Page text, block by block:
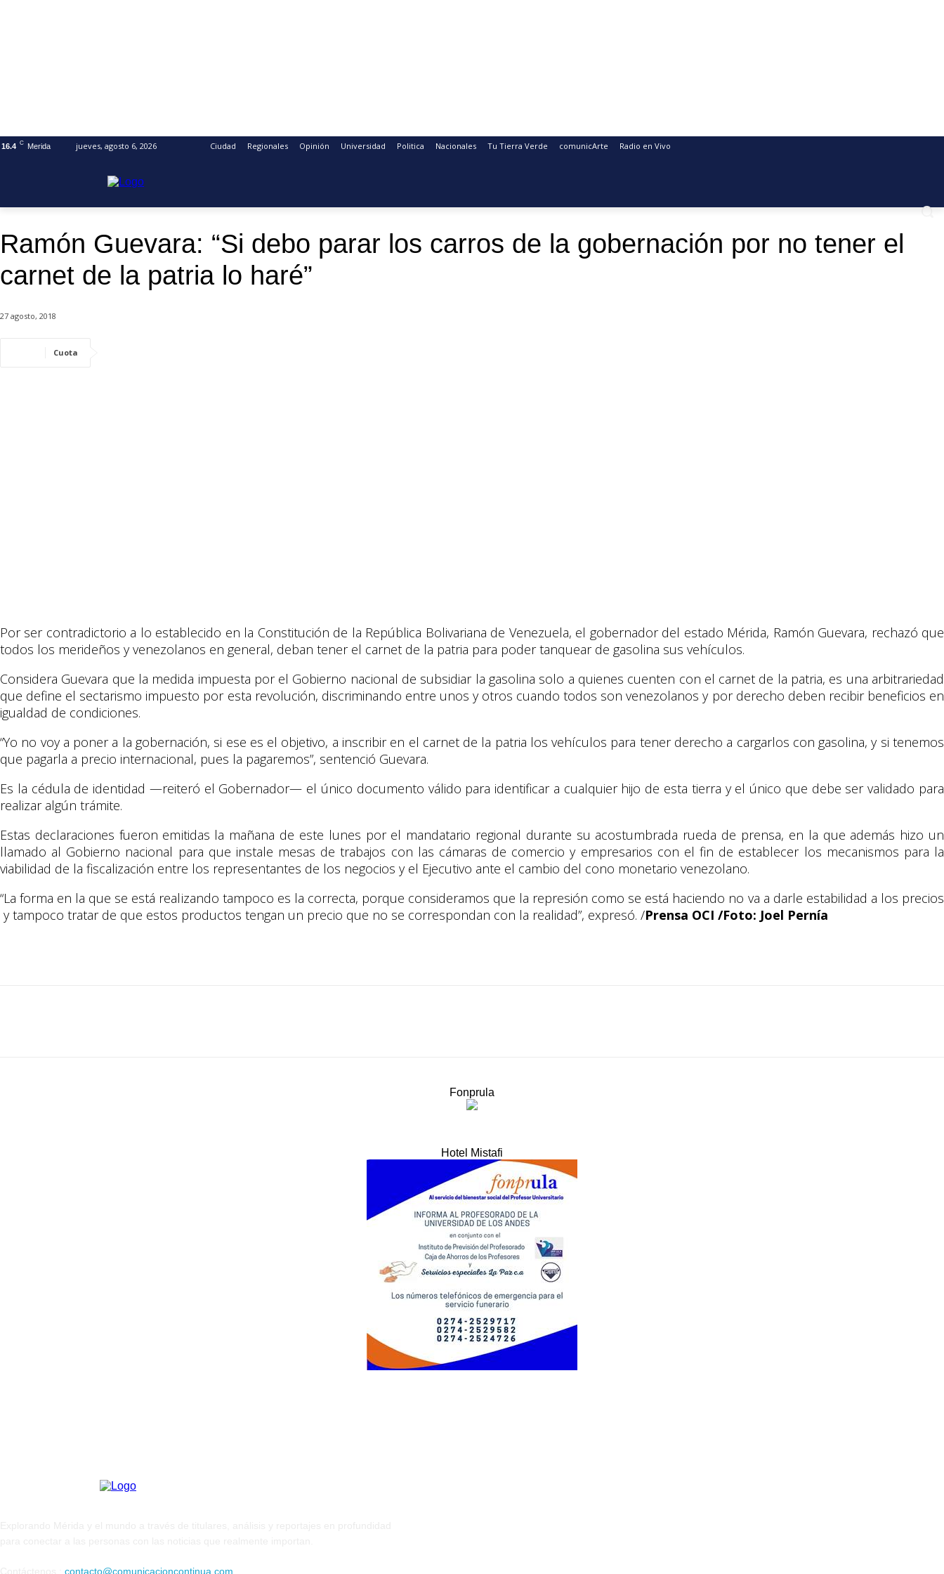
16.4 C Merida jueves, agosto 6, 2026 Ciudad Regionales Opinión Universidad Politica Nacionales Tu Tierra Verde comunicArte Radio en Vivo
Ramón Guevara: “Si debo parar los carros de la gobernación por no tener el
carnet de la patria lo haré”
27 agosto, 2018
Cuota
Por ser contradictorio a lo establecido en la Constitución de la República Bolivariana de Venezuela, el gobernador del estado Mérida, Ramón Guevara, rechazó que
todos los merideños y venezolanos en general, deban tener el carnet de la patria para poder tanquear de gasolina sus vehículos.
Considera Guevara que la medida impuesta por el Gobierno nacional de subsidiar la gasolina solo a quienes cuenten con el carnet de la patria, es una arbitrariedad
que define el sectarismo impuesto por esta revolución, discriminando entre unos y otros cuando todos son venezolanos y por derecho deben recibir beneficios en
igualdad de condiciones.
“Yo no voy a poner a la gobernación, si ese es el objetivo, a inscribir en el carnet de la patria los vehículos para tener derecho a cargarlos con gasolina, y si tenemos
que pagarla a precio internacional, pues la pagaremos”, sentenció Guevara.
Es la cédula de identidad —reiteró el Gobernador— el único documento válido para identificar a cualquier hijo de esta tierra y el único que debe ser validado para
realizar algún trámite.
Estas declaraciones fueron emitidas la mañana de este lunes por el mandatario regional durante su acostumbrada rueda de prensa, en la que además hizo un
llamado al Gobierno nacional para que instale mesas de trabajos con las cámaras de comercio y empresarios con el fin de establecer los mecanismos para la
viabilidad de la fiscalización entre los representantes de los negocios y el Ejecutivo ante el cambio del cono monetario venezolano.
“La forma en la que se está realizando tampoco es la correcta, porque consideramos que la represión como se está haciendo no va a darle estabilidad a los precios
y tampoco tratar de que estos productos tengan un precio que no se correspondan con la realidad”, expresó. /Prensa OCI /Foto: Joel Pernía
Fonprula
Hotel Mistafi
contacto@comunicacioncontinua.com